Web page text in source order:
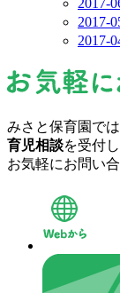
2017-
2017-
みさと保育園で
育児相談を受付
お気軽にお問い